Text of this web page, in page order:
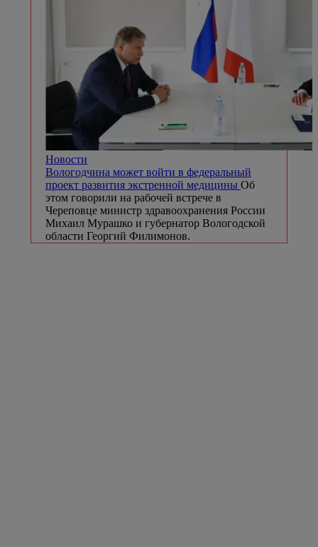
Новости
Вологодчина может войти в федеральный
проект развития экстренной медицины Об
этом говорили на рабочей встрече в
Череповце министр здравоохранения России
Михаил Мурашко и губернатор Вологодской
области Георгий Филимонов.